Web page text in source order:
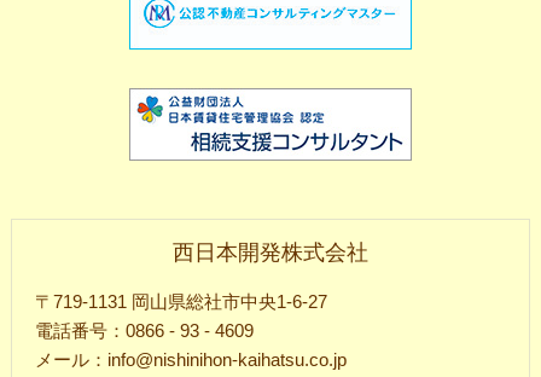
西日本開発株式会社
〒719-1131 岡山県総社市中央1-6-27
電話番号：0866 - 93 - 4609
メール：info@nishinihon-kaihatsu.co.jp